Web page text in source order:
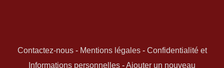
Contactez-nous- Mentions légales- Confidentialité et
Informations personnelles -Ajouter un nouveau